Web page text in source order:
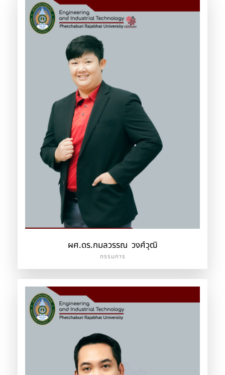
ผศ.ดร.กมลวรรณ วงศ์วุฒิ
กรรมการ